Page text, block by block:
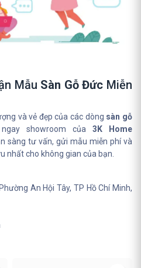
Mẫu Sàn Gỗ Đức Miễn
và vẻ đẹp của các dòng sàn gỗ
showroom của 3K Home
sàng tư vấn, gửi mẫu miễn phí và
nhất cho không gian của bạn.
An Hội Tây, TP Hồ Chí Minh,